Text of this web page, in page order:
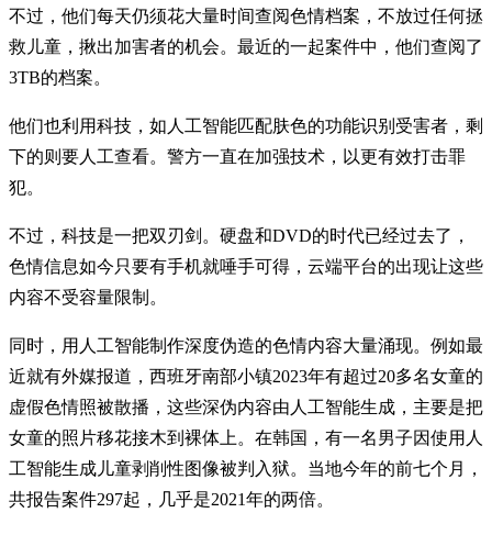
不过，他们每天仍须花大量时间查阅色情档案，不放过任何拯
救儿童，揪出加害者的机会。最近的一起案件中，他们查阅了
3TB的档案。
他们也利用科技，如人工智能匹配肤色的功能识别受害者，剩
下的则要人工查看。警方一直在加强技术，以更有效打击罪
犯。
不过，科技是一把双刃剑。硬盘和DVD的时代已经过去了，
色情信息如今只要有手机就唾手可得，云端平台的出现让这些
内容不受容量限制。
同时，用人工智能制作深度伪造的色情内容大量涌现。例如最
近就有外媒报道，西班牙南部小镇2023年有超过20多名女童的
虚假色情照被散播，这些深伪内容由人工智能生成，主要是把
女童的照片移花接木到裸体上。在韩国，有一名男子因使用人
工智能生成儿童剥削性图像被判入狱。当地今年的前七个月，
共报告案件297起，几乎是2021年的两倍。